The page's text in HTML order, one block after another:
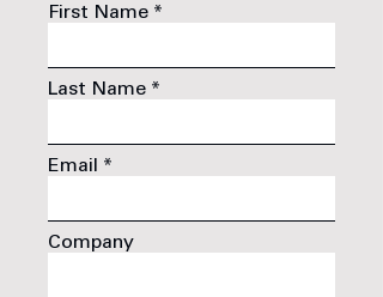
First Name
Last Name
Email
Company